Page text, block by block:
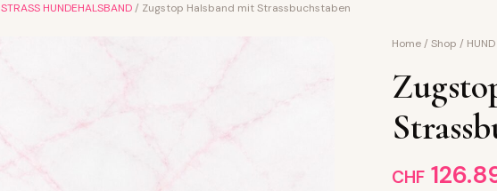
STRASS HUNDEHALSBAND / Zugstop Halsband mit Strassbuchstaben
Home / Shop / HUND
CHF